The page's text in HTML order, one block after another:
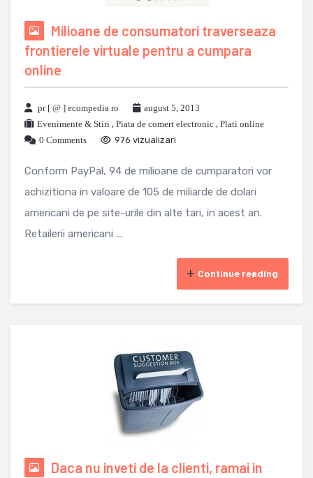
Milioane de consumatori traverseaza
frontierele virtuale pentru a cumpara
online
pr [ @ ] ecompedia ro
august 5, 2013
Evenimente & Stiri , Piata de comert electronic , Plati online
0 Comments
976 vizualizari
Conform PayPal, 94 de milioane de cumparatori vor
achizitiona in valoare de 105 de miliarde de dolari
americani de pe site-urile din alte tari, in acest an.
Retailerii americani ...
Continue reading
Daca nu inveti de la clienti, ramai in